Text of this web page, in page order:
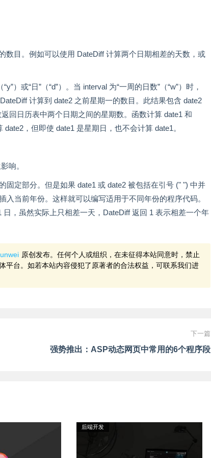
数目。例如可以使用 DateDiff 计算两个日期相差的天数，或
）或“日”（“d”）。当 interval 为“一周的日数”（“w”）时，
计算到 date2 之前星期一的数目。此结果包含 date2
回日历表中两个日期之间的星期数。函数计算 date1 和
，但即使 date1 是星期日，也不会计算 date1。
响。
固定部分。但是如果 date1 或 date2 被包括在引号 (" ") 中并
当前年份。这样就可以编写适用于不同年份的程序代码。
日，虽然实际上只相差一天，DateDiff 返回 1 表示相差一个年
原创发布。任何个人或组织，在未征得本站同意时，禁止
平台。如若本站内容侵犯了原著者的合法权益，可联系我们进
下一篇
强势推出：ASP动态网页中常用的6个程序段
后端开发